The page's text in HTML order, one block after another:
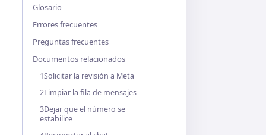
Glosario
Errores frecuentes
Preguntas frecuentes
Documentos relacionados
1Solicitar la revisión a Meta
2Limpiar la fila de mensajes
3Dejar que el número se
estabilice